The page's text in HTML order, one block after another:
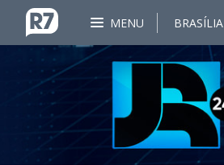
MENU BRASÍLIA